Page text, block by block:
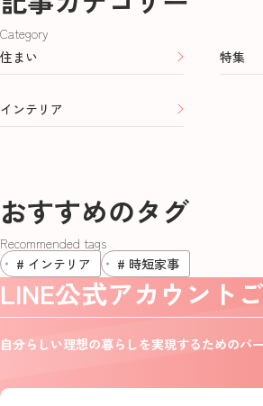
Category
住まい
特集
インテリア
おすすめのタグ
Recommended tags
# インテリア
# 時短家事
LINE公式アカウント
自分らしい理想の暮らしを実現するためのパ